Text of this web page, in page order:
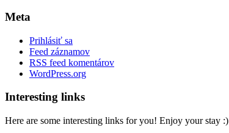
Meta
Prihlásiť sa
Feed záznamov
RSS feed komentárov
WordPress.org
Interesting links
Here are some interesting links for you! Enjoy your stay :)